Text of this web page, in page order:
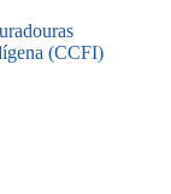
(CCFI)